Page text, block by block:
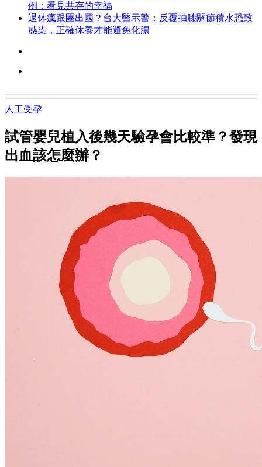
例：看見共存的幸福
退休瘋跟團出國？台大醫示警：反覆抽膝關節積水恐致
感染，正確休養才能避免化膿
人工受孕
試管嬰兒植入後幾天驗孕會比較準？發現
出血該怎麼辦？